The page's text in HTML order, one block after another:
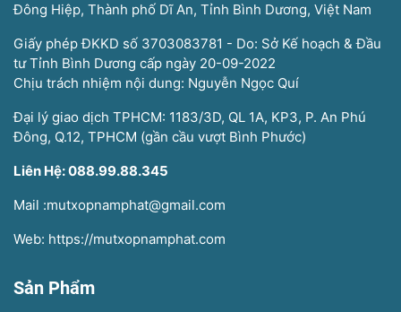
Đông Hiệp, Thành phố Dĩ An, Tỉnh Bình Dương, Việt Nam
Giấy phép ĐKKD số 3703083781 - Do: Sở Kế hoạch & Đầu
tư Tỉnh Bình Dương cấp ngày 20-09-2022
Chịu trách nhiệm nội dung: Nguyễn Ngọc Quí
Đại lý giao dịch TPHCM: 1183/3D, QL 1A, KP3, P. An Phú
Đông, Q.12, TPHCM (gần cầu vượt Bình Phước)
Liên Hệ: 088.99.88.345
Mail :mutxopnamphat@gmail.com
Web: https://mutxopnamphat.com
Sản Phẩm